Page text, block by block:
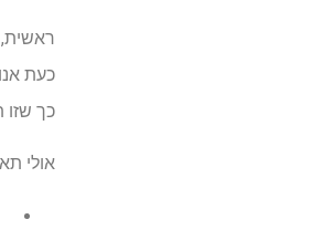
כך שזו
אולי